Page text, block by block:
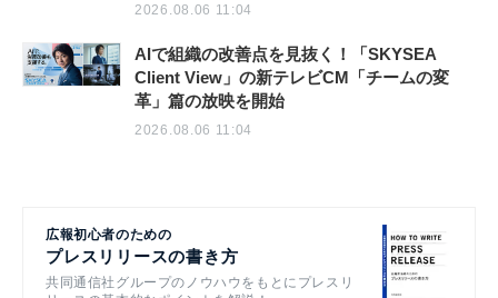
2026.08.06 11:04
AIで組織の改善点を見抜く！「SKYSEA
Client View」の新テレビCM「チームの変
革」篇の放映を開始
2026.08.06 11:04
広報初心者のための
プレスリリースの書き方
共同通信社グループのノウハウをもとにプレスリ